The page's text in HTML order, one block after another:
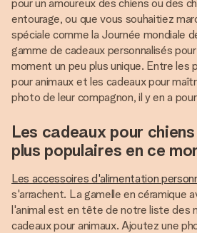
pour un amoureux des chiens ou des
entourage, ou que vous souhaitiez
spéciale comme la Journée mondiale
gamme de cadeaux personnalisés
moment un peu plus unique. Entre les
pour animaux et les cadeaux pour
photo de leur compagnon, il y en a
Les cadeaux pour
plus populaires en ce
Les accessoires d'alimentation
s'arrachent. La gamelle en céramique
l'animal est en tête de notre liste des
cadeaux pour animaux. Ajoutez une